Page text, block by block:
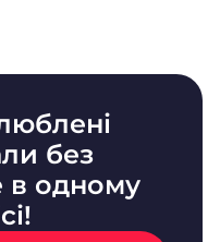
без
в одному